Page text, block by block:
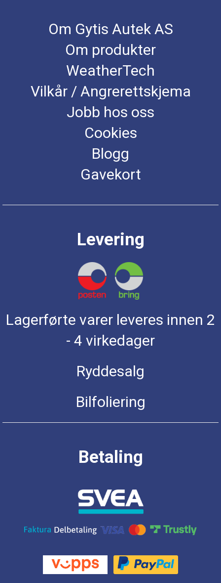
Om Gytis Autek AS
Om produkter
WeatherTech
Vilkår / Angrerettskjema
Jobb hos oss
Cookies
Blogg
Gavekort
Levering
Lagerførte varer leveres innen 2
- 4 virkedager
Ryddesalg
Bilfoliering
Betaling